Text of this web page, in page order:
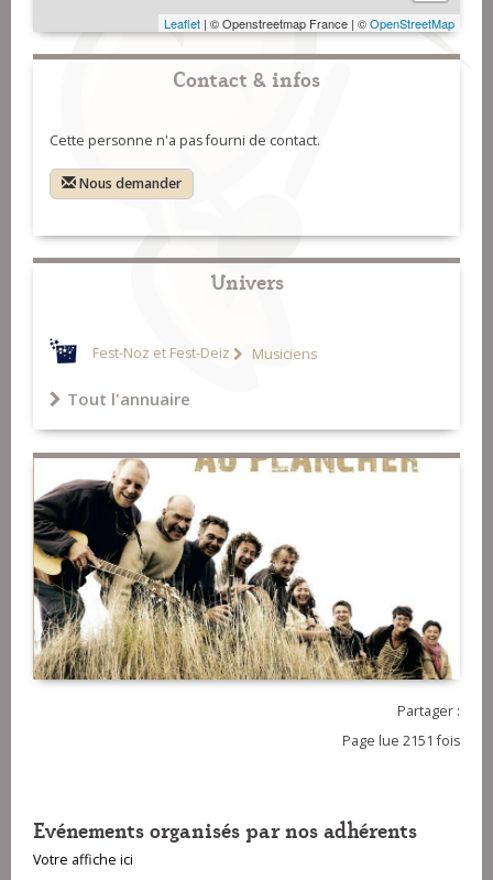
Leaflet | © Openstreetmap France | ©OpenStreetMap
Contact & infos
Cette personne n'a pas fourni de contact.
Nous demander
Univers
Fest-Noz et Fest-Deiz Musiciens
Tout l'annuaire
Partager :
Page lue 2151 fois
Evénements organisés par nos adhérents
Votre affiche ici